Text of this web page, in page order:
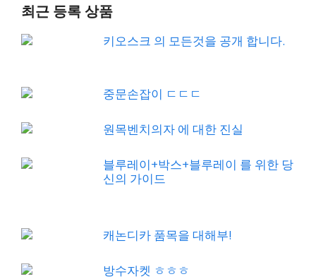
최근 등록 상품
키오스크 의 모든것을 공개 합니다.
중문손잡이 ㄷㄷㄷ
원목벤치의자 에 대한 진실
블루레이+박스+블루레이 를 위한 당
신의 가이드
캐논디카 품목을 대해부!
방수자켓 ㅎㅎㅎ